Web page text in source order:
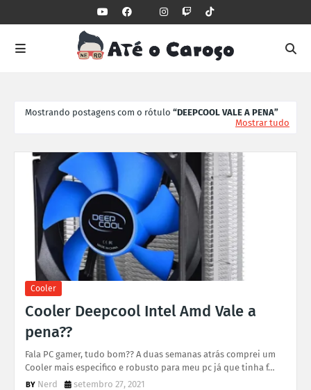
Mostrando postagens com o rótulo
DEEPCOOL VALE A PENA
Mostrar tudo
Cooler
Cooler Deepcool Intel Amd Vale a
pena??
Fala PC gamer, tudo bom?? A duas semanas atrás comprei um
Cooler mais especifico e robusto para meu pc já que tinha f…
Nerd
setembro 27, 2021